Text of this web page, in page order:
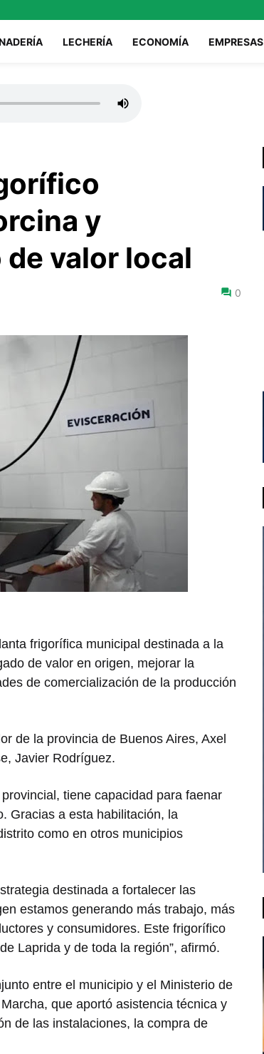
LECHERÍA ECONOMÍA EMPRESAS
y
valor local
0
frigorífica municipal destinada a la
de valor en origen, mejorar la
de comercialización de la producción
de la provincia de Buenos Aires, Axel
Javier Rodríguez.
tiene capacidad para faenar
Gracias a esta habilitación, la
como en otros municipios
destinada a fortalecer las
estamos generando más trabajo, más
y consumidores. Este frigorífico
Laprida y de toda la región”, afirmó.
entre el municipio y el Ministerio de
que aportó asistencia técnica y
de las instalaciones, la compra de